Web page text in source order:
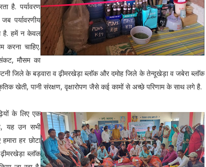
है. पर्यावरण
पर्यावरणीय
है. हमें न केवल
करना चाहिए.
मौसम का
जिले के बड़वारा व ढ़ीमरखेड़ा ब्लाॅक और दमोह जिले के तेन्दूखेड़ा व जबेरा ब्लाॅक
खेती, पानी संरक्षण, वृक्षारोपण जैसे कई कामों से अच्छे परिणाम के साथ लगे है.
के लिए एक
यह उन सभी
हर छोटा
ब्लाॅक